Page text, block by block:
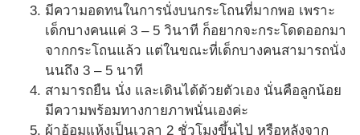
มีความอดทนในการนั่งบนกระโถนที่มากพอ เพราะ
เด็กบางคนแค่ 3 – 5 วินาที ก็อยากจะกระโดดออกมา
จากกระโถนแล้ว แต่ในขณะที่เด็กบางคนสามารถนั่ง
นนถึง 3 – 5 นาที
สามารถยืน นั่ง และเดินได้ด้วยตัวเอง นั่นคือลูกน้อย
มีความพร้อมทางกายภาพนั่นเองค่ะ
ผ้าอ้อมแห้งเป็นเวลา 2 ชั่วโมงขึ้นไป หรือหลังจาก